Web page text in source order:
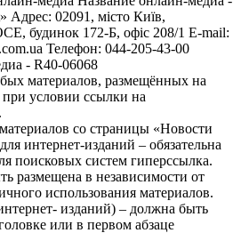
Адрес: 02091, місто Київ,
будинок 172-Б, офіс 208/1 E-mail:
Телефон: 044-205-43-00
- R40-06068
материалов, размещённых на
при условии ссылки на
со страницы «Новости
интернет-изданий – обязательна
поисковых систем гиперссылка.
размещена в независимости от
использования материалов.
изданий) – должна быть
или в первом абзаце